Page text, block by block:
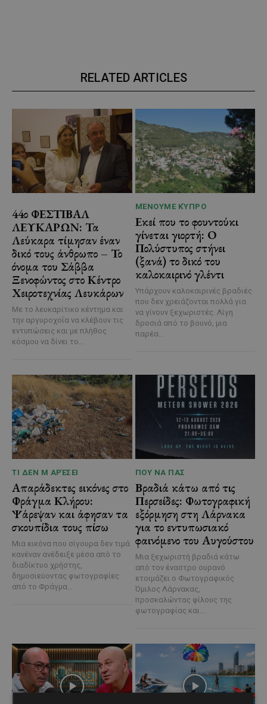
RELATED ARTICLES
44ο ΦΕΣΤΙΒΑΛ
ΛΕΥΚΑΡΩΝ: Τα
Λεύκαρα τίμησαν έναν
δικό τους άνθρωπο – Το
όνομα του Σάββα
Ξενοφώντος στο Κέντρο
Χειροτεχνίας Λευκάρων
Με το λευκαρίτικο κέντημα και
την αργυροχοΐα να κλέβουν τις
εντυπώσεις και με πλήθος
κόσμου να δίνει το...
ΜΈΝΟΥΜΕ ΚΎΠΡΟ
Εκεί που το φουντούκι
γίνεται γιορτή: Ο
Πολύστυπος στήνει
(ξανά) το δικό του
καλοκαιρινό γλέντι
Υπάρχουν καλοκαιρινές βραδιές
που δεν χρειάζονται πολλά για
να γίνουν ξεχωριστές. Λίγη
δροσιά από το βουνό, μια
παρέα...
ΤΙ ΔΕΝ Μ ΑΡΈΣΕΙ
Απαράδεκτες εικόνες στο
Φράγμα Κλήρου:
Ψάρεψαν και άφησαν τα
σκουπίδια τους πίσω
Μια εικόνα που σίγουρα δεν τιμά
κανέναν ανέδειξε μέσα από το
διαδίκτυο χρήστης,
δημοσιεύοντας φωτογραφίες
από το Φράγμα...
ΠΟΥ ΝΑ ΠΑΣ
Βραδιά κάτω από τις
Περσείδες: Φωτογραφική
εξόρμηση στη Λάρνακα
για το εντυπωσιακό
φαινόμενο του Αυγούστου
Μια ξεχωριστή βραδιά κάτω
από τον έναστρο ουρανό
ετοιμάζει ο Φωτογραφικός
Όμιλος Λάρνακας,
προσκαλώντας φίλους της
φωτογραφίας και...